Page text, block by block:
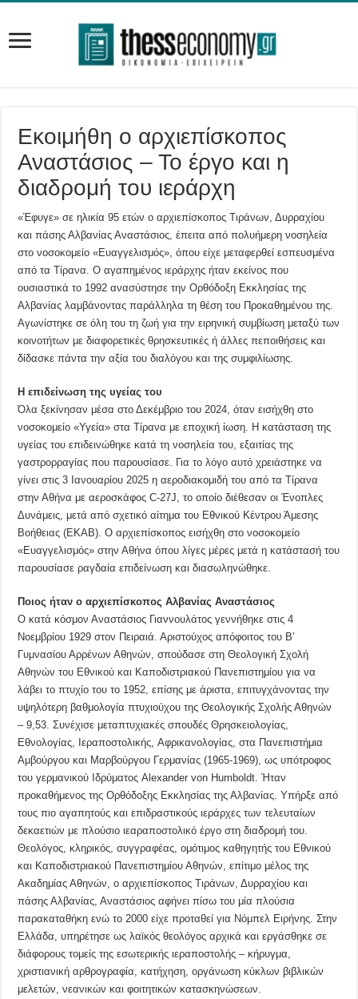
Εκοιμήθη ο αρχιεπίσκοπος
Αναστάσιος – Το έργο και η
διαδρομή του ιεράρχη
«Έφυγε» σε ηλικία 95 ετών ο αρχιεπίσκοπος Τιράνων, Δυρραχίου
και πάσης Αλβανίας Αναστάσιος, έπειτα από πολυήμερη νοσηλεία
στο νοσοκομείο «Ευαγγελισμός», όπου είχε μεταφερθεί εσπευσμένα
από τα Τίρανα. Ο αγαπημένος ιεράρχης ήταν εκείνος που
ουσιαστικά το 1992 ανασύστησε την Ορθόδοξη Εκκλησίας της
Αλβανίας λαμβάνοντας παράλληλα τη θέση του Προκαθημένου της.
Αγωνίστηκε σε όλη του τη ζωή για την ειρηνική συμβίωση μεταξύ των
κοινοτήτων με διαφορετικές θρησκευτικές ή άλλες πεποιθήσεις και
δίδασκε πάντα την αξία του διαλόγου και της συμφιλίωσης.
Η επιδείνωση της υγείας του
Όλα ξεκίνησαν μέσα στο Δεκέμβριο του 2024, όταν εισήχθη στο
νοσοκομείο «Υγεία» στα Τίρανα με εποχική ίωση. Η κατάσταση της
υγείας του επιδεινώθηκε κατά τη νοσηλεία του, εξαιτίας της
γαστρορραγίας που παρουσίασε. Για το λόγο αυτό χρειάστηκε να
γίνει στις 3 Ιανουαρίου 2025 η αεροδιακομιδή του από τα Τίρανα
στην Αθήνα με αεροσκάφος C-27J, το οποίο διέθεσαν οι Ένοπλες
Δυνάμεις, μετά από σχετικό αίτημα του Εθνικού Κέντρου Άμεσης
Βοήθειας (ΕΚΑΒ). Ο αρχιεπίσκοπος εισήχθη στο νοσοκομείο
«Ευαγγελισμός» στην Αθήνα όπου λίγες μέρες μετά η κατάστασή του
παρουσίασε ραγδαία επιδείνωση και διασωληνώθηκε.
Ποιος ήταν ο αρχιεπίσκοπος Αλβανίας Αναστάσιος
Ο κατά κόσμον Αναστάσιος Γιαννουλάτος γεννήθηκε στις 4
Νοεμβρίου 1929 στον Πειραιά. Αριστούχος απόφοιτος του Β’
Γυμνασίου Αρρένων Αθηνών, σπούδασε στη Θεολογική Σχολή
Αθηνών του Εθνικού και Καποδιστριακού Πανεπιστημίου για να
λάβει το πτυχίο του το 1952, επίσης με άριστα, επιτυγχάνοντας την
υψηλότερη βαθμολογία πτυχιούχου της Θεολογικής Σχολής Αθηνών
– 9,53. Συνέχισε μεταπτυχιακές σπουδές Θρησκειολογίας,
Eθνολογίας, Iεραποστολικής, Aφρικανολογίας, στα Πανεπιστήμια
Aμβούργου και Mαρβούργου Γερμανίας (1965-1969), ως υπότροφος
του γερμανικού Ιδρύματος Alexander von Humboldt. Ήταν
προκαθήμενος της Ορθόδοξης Εκκλησίας της Αλβανίας. Υπήρξε από
τους πιο αγαπητούς και επιδραστικούς ιεράρχες των τελευταίων
δεκαετιών με πλούσιο ιεαραποστολικό έργο στη διαδρομή του.
Θεολόγος, κληρικός, συγγραφέας, ομότιμος καθηγητής του Εθνικού
και Καποδιστριακού Πανεπιστημίου Αθηνών, επίτιμο μέλος της
Ακαδημίας Αθηνών, ο αρχιεπίσκοπος Τιράνων, Δυρραχίου και
πάσης Αλβανίας, Αναστάσιος αφήνει πίσω του μία πλούσια
παρακαταθήκη ενώ το 2000 είχε προταθεί για Νόμπελ Ειρήνης. Στην
Ελλάδα, υπηρέτησε ως λαϊκός θεολόγος αρχικά και εργάσθηκε σε
διάφορους τομείς της εσωτερικής ιεραποστολής – κήρυγμα,
χριστιανική αρθρογραφία, κατήχηση, οργάνωση κύκλων βιβλικών
μελετών, νεανικών και φοιτητικών κατασκηνώσεων.